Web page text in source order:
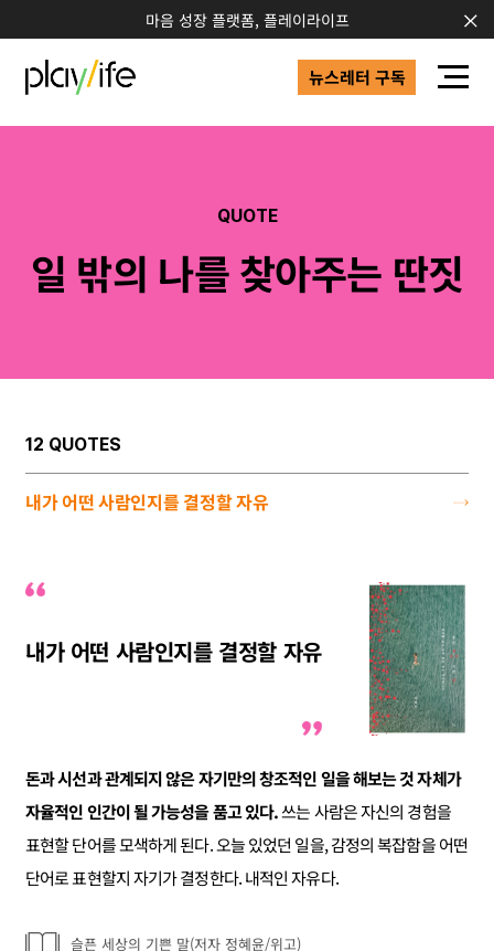
마음 성장 플랫폼, 플레이라이프
뉴스레터 구독
QUOTE
일 밖의 나를 찾아주는 딴짓
12 QUOTES
내가 어떤 사람인지를 결정할 자유
내가 어떤 사람인지를 결정할 자유
돈과 시선과 관계되지 않은 자기만의 창조적인 일을 해보는 것 자체가
자율적인 인간이 될 가능성을 품고 있다.쓰는 사람은 자신의 경험을
표현할 단어를 모색하게 된다. 오늘 있었던 일을, 감정의 복잡함을 어떤
단어로 표현할지 자기가 결정한다. 내적인 자유다.
슬픈 세상의 기쁜 말(저자 정혜윤/위고)